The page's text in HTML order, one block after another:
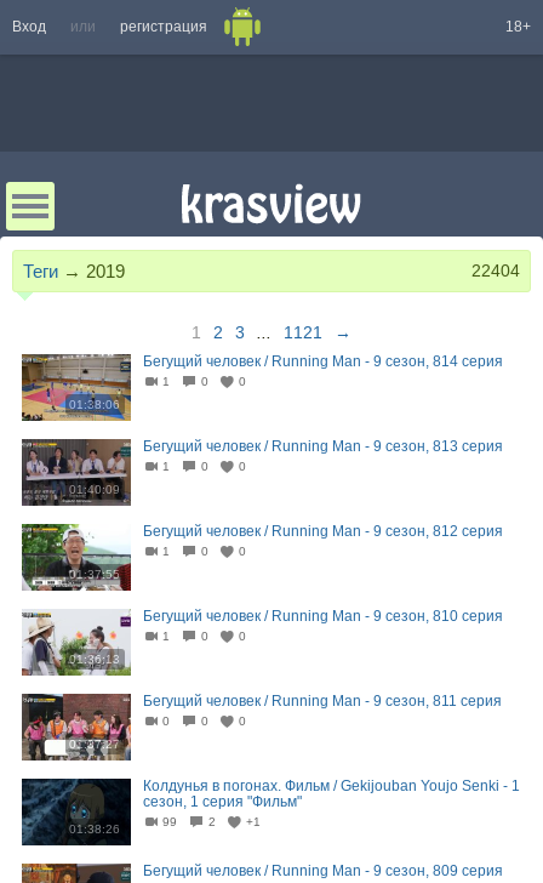
Вход или регистрация 18+
Теги → 2019 22404
1 2 3 1121 →
01:38:06
Бегущий человек / Running Man - 9 сезон, 814 серия
1 0 0
01:40:09
Бегущий человек / Running Man - 9 сезон, 813 серия
1 0 0
01:37:55
Бегущий человек / Running Man - 9 сезон, 812 серия
1 0 0
01:36:13
Бегущий человек / Running Man - 9 сезон, 810 серия
1 0 0
01:37:27
Бегущий человек / Running Man - 9 сезон, 811 серия
0 0 0
01:38:26
Колдунья в погонах. Фильм / Gekijouban Youjo Senki - 1
сезон, 1 серия "Фильм"
99 2 +1
Бегущий человек / Running Man - 9 сезон, 809 серия